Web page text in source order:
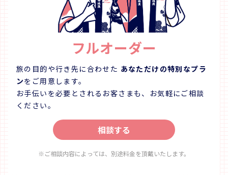
フルオーダー
旅の目的や行き先に合わせた あなただけの特別なプラ
ンをご用意します。
お手伝いを必要とされるお客さまも、お気軽にご相談
ください。
相談する
※ご相談内容によっては、別途料金を頂戴いたします。